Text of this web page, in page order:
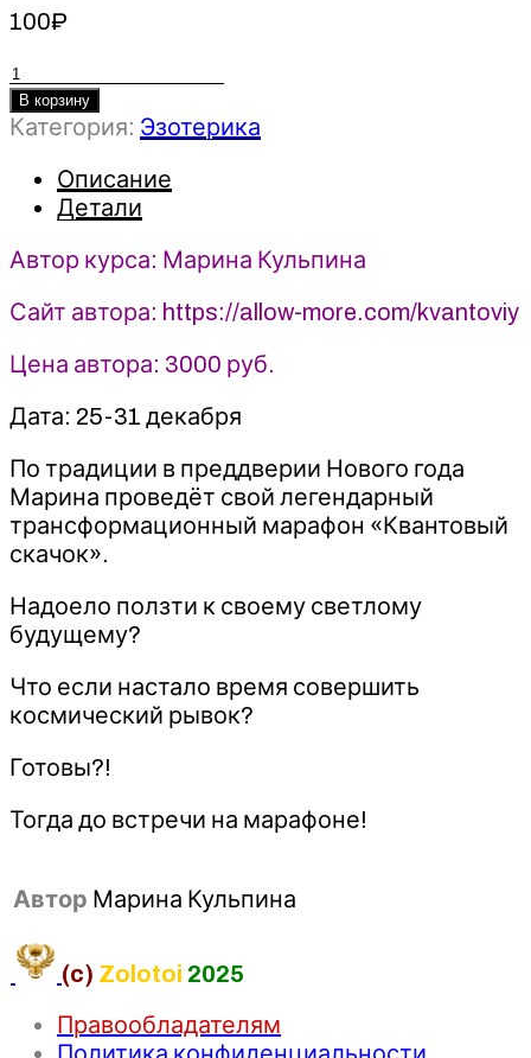
100₽
Количество
товара
Марафон
скачок»
2021
Марина
В корзину
Категория: Эзотерика
Описание
Детали
Автор курса: Марина Кульпина
Сайт автора: https://allow-more.com/kvantoviy
Цена автора: 3000 руб.
Дата: 25-31 декабря
По традиции в преддверии Нового года
Марина проведёт свой легендарный
трансформационный марафон «Квантовый
скачок».
Надоело ползти к своему светлому
будущему?
Что если настало время совершить
космический рывок?
Готовы?!
Тогда до встречи на марафоне!
Автор Марина Кульпина
(c) Zolotoi 2025
Правообладателям